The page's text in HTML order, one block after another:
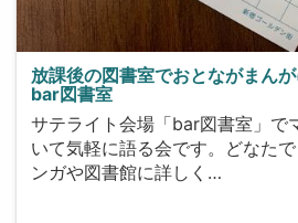
放課後の図書室でおとながまん
bar図書室
サテライト会場「bar図書室」で
いて気軽に語る会です。どなた
ンガや図書館に詳しく…